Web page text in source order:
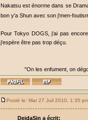
Nakatsu est énorme dans se
bon y'a Shun avec son j'men-
Pour Tokyo DOGS, j'ai pas
j'espère être pas trop déçu.
"On les enfument, on
Posté le: Mar 27 Juil 2010, 1:35
DeidaSin a écrit: